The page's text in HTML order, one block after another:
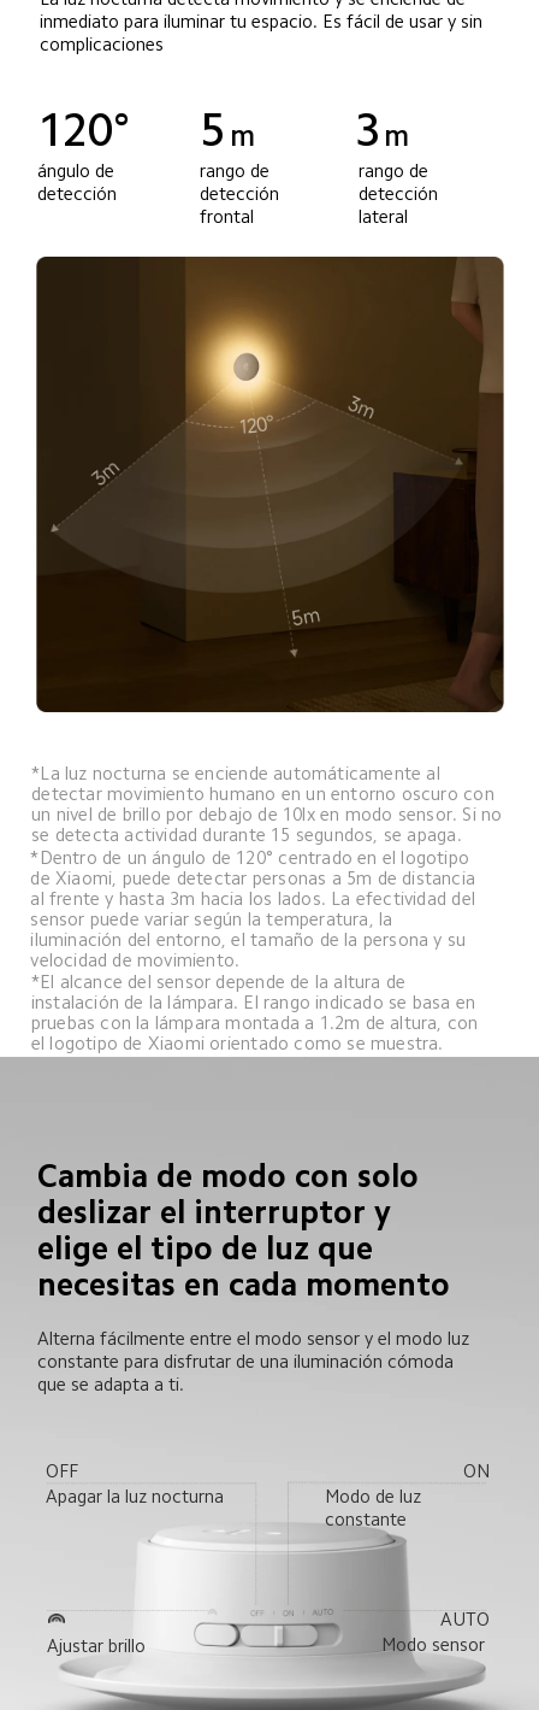
inmediato para iluminar tu espacio. Es fácil de usar y sin
complicaciones
120°
ángulo de
detección
5 m
rango de
detección
frontal
3 m
rango de
detección
lateral
*La luz nocturna se enciende automáticamente al
detectar movimiento humano en un entorno oscuro con
un nivel de brillo por debajo de 10lx en modo sensor. Si no
se detecta actividad durante 15 segundos, se apaga.
*Dentro de un ángulo de 120° centrado en el logotipo
de Xiaomi, puede detectar personas a 5m de distancia
al frente y hasta 3m hacia los lados. La efectividad del
sensor puede variar según la temperatura, la
iluminación del entorno, el tamaño de la persona y su
velocidad de movimiento.
*El alcance del sensor depende de la altura de
instalación de la lámpara. El rango indicado se basa en
pruebas con la lámpara montada a 1.2m de altura, con
el logotipo de Xiaomi orientado como se muestra.
Cambia de modo con solo
deslizar el interruptor y
elige el tipo de luz que
necesitas en cada momento
Alterna fácilmente entre el modo sensor y el modo luz
constante para disfrutar de una iluminación cómoda
que se adapta a ti.
OFF
Apagar la luz nocturna
ON
Modo de luz
constante
Ajustar brillo
AUTO
Modo sensor